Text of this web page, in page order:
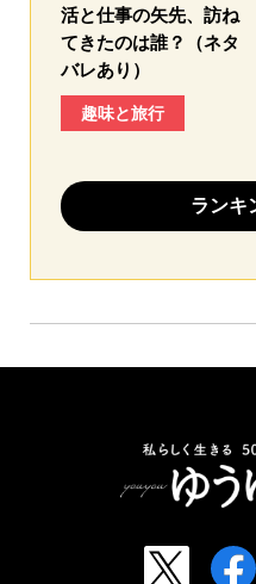
活と仕事の矢先、訪ね
てきたのは誰？（ネタ
バレあり）
趣味と旅行
ランキ